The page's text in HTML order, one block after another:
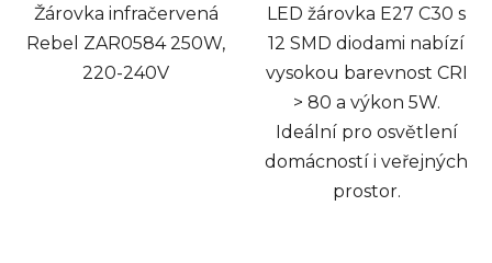
Žárovka infračervená
Rebel ZAR0584 250W,
220-240V
LED žárovka E27 C30 s
12 SMD diodami nabízí
vysokou barevnost CRI
> 80 a výkon 5W.
Ideální pro osvětlení
domácností i veřejných
prostor.